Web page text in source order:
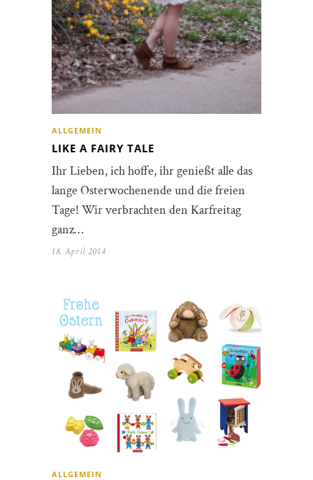
ALLGEMEIN
LIKE A FAIRY TALE
Ihr Lieben, ich hoffe, ihr genießt alle das
lange Osterwochenende und die freien
Tage! Wir verbrachten den Karfreitag
ganz…
18. April 2014
ALLGEMEIN